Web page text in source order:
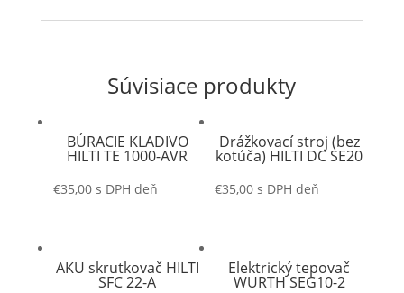
Súvisiace produkty
BÚRACIE KLADIVO
HILTI TE 1000-AVR
€35,00 s DPH deň
Drážkovací stroj (bez
kotúča) HILTI DC SE20
€35,00 s DPH deň
AKU skrutkovač HILTI
SFC 22-A
Elektrický tepovač
WURTH SEG10-2